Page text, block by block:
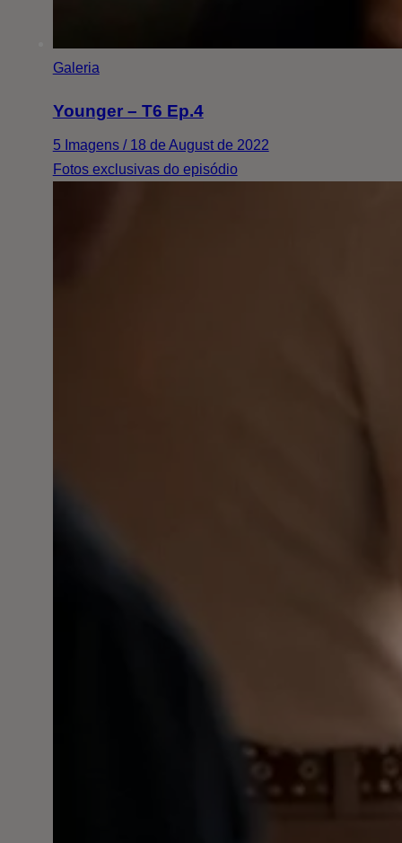
Galeria
Younger – T6 Ep.4
5 Imagens / 18 de August de 2022
Fotos exclusivas do episódio